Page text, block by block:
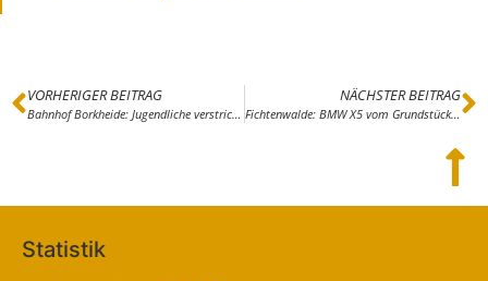
VORHERIGER BEITRAG
Bahnhof Borkheide: Jugendliche verstricken sich in Widersprüche
NÄCHSTER BEITRAG
Fichtenwalde: BMW X5 vom Grundstück gestohlen
Statistik